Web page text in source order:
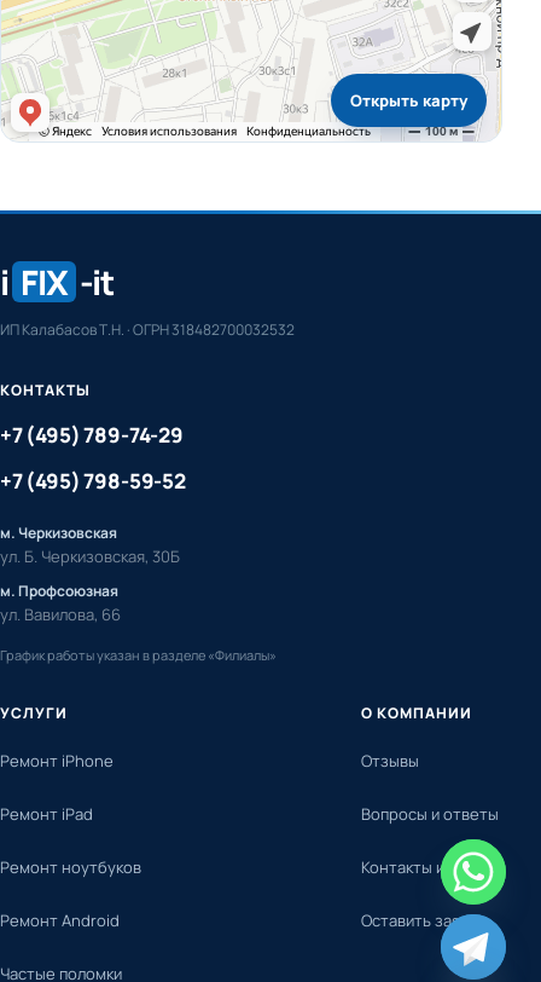
Открыть карту
i FIX -it
ИП Калабасов Т.Н. · ОГРН 318482700032532
УСЛУГИ
Ремонт iPhone
Ремонт iPad
Ремонт ноутбуков
Ремонт Android
Частые поломки
О КОМПАНИИ
Отзывы
Вопросы и ответы
Контакты и адреса
Оставить заявку
КОНТАКТЫ
+7 (495) 789-74-29
+7 (495) 798-59-52
м. Черкизовская
ул. Б. Черкизовская, 30Б
м. Профсоюзная
ул. Вавилова, 66
График работы указан в разделе «Филиалы»
chaty